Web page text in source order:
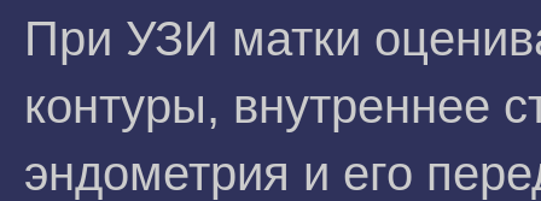
При УЗИ матки
контуры, внутреннее
эндометрия и его